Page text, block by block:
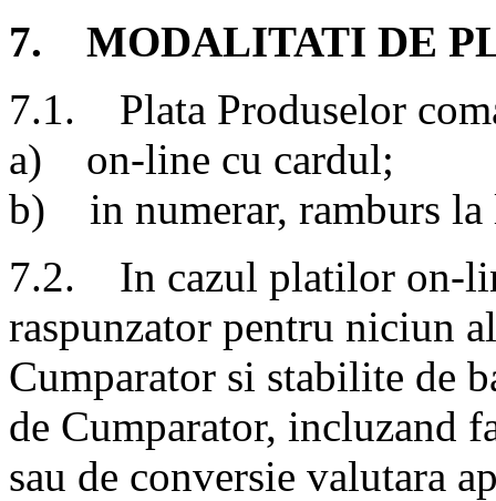
7. MODALITATI DE
7.1. Plata Produselor
a) on-line cu cardul;
b) in numerar, ramburs la
7.2. In cazul platilor on-
raspunzator pentru niciun
Cumparator si stabilite de
de Cumparator, incluzand
sau de conversie valutara